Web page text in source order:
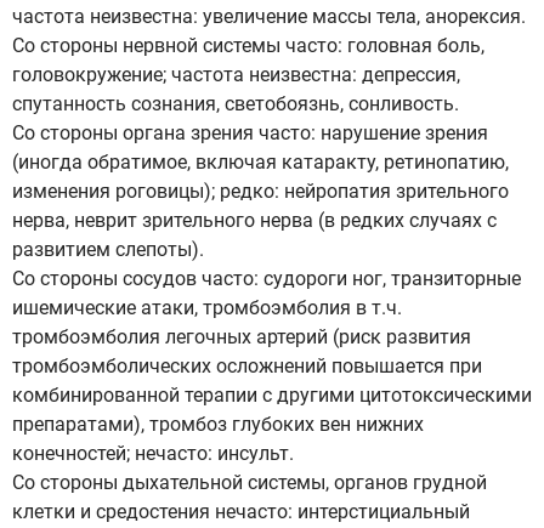
частота неизвестна: увеличение массы тела, анорексия.
Со стороны нервной системы часто: головная боль,
головокружение; частота неизвестна: депрессия,
спутанность сознания, светобоязнь, сонливость.
Со стороны органа зрения часто: нарушение зрения
(иногда обратимое, включая катаракту, ретинопатию,
изменения роговицы); редко: нейропатия зрительного
нерва, неврит зрительного нерва (в редких случаях с
развитием слепоты).
Со стороны сосудов часто: судороги ног, транзиторные
ишемические атаки, тромбоэмболия в т.ч.
тромбоэмболия легочных артерий (риск развития
тромбоэмболических осложнений повышается при
комбинированной терапии с другими цитотоксическими
препаратами), тромбоз глубоких вен нижних
конечностей; нечасто: инсульт.
Со стороны дыхательной системы, органов грудной
клетки и средостения нечасто: интерстициальный